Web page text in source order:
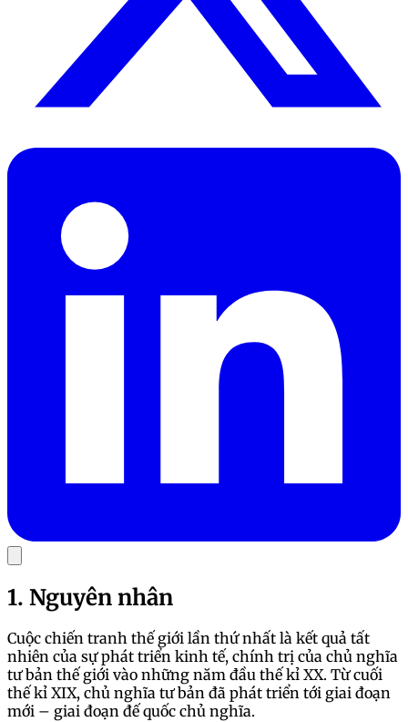
1. Nguyên nhân
Cuộc chiến tranh thế giới lần thứ nhất là kết quả tất
nhiên của sự phát triển kinh tế, chính trị của chủ nghĩa
tư bản thế giới vào những năm đầu thế kỉ XX. Từ cuối
thế kỉ XIX, chủ nghĩa tư bản đã phát triển tới giai đoạn
mới – giai đoạn đế quốc chủ nghĩa.